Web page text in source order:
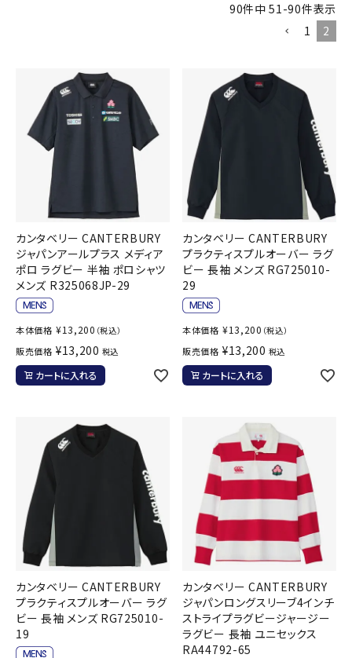
メルマガ登録
特定商取引法
プライバシーポリシー
90件中 51-90件表示
1
2
カンタベリー CANTERBURY
ジャパンアールプラス メディア
ポロ ラグビー 半袖 ポロシャツ
メンズ R325068JP-29
本体価格 ¥13,200 （税込）
販売価格 ¥13,200 税込
カートに入れる
カンタベリー CANTERBURY
プラクティスプルオーバー ラグ
ビー 長袖 メンズ RG725010-
29
本体価格 ¥13,200 （税込）
販売価格 ¥13,200 税込
カートに入れる
カンタベリー CANTERBURY
プラクティスプルオーバー ラグ
ビー 長袖 メンズ RG725010-
19
カンタベリー CANTERBURY
ジャパンロングスリーブ4インチ
ストライプラグビージャージー
ラグビー 長袖 ユニセックス
RA44792-65